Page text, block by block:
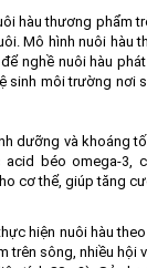
hàu thương phẩm
Mô hình nuôi hàu
nghề nuôi hàu
sinh môi trường nơi
dưỡng và khoáng
béo omega-3,
cơ thể, giúp tăng
hiện nuôi hàu
trên sông, nhiều hội